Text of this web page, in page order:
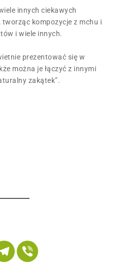
innych ciekawych
kompozycje z mchu i
i wiele innych.
prezentować się w
można je łączyć z innymi
zakątek”.